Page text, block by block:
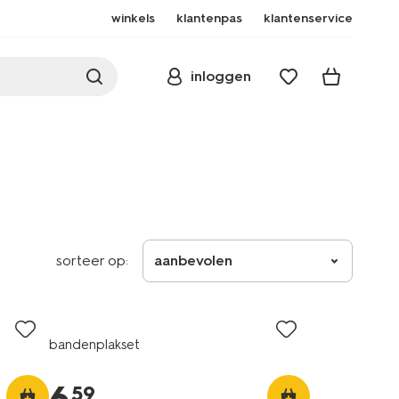
winkels klantenpas klantenservice
inloggen
sorteer op: aanbevolen
bandenplakset